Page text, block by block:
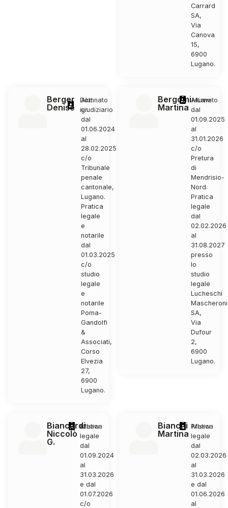
Carrard
SA,
Via
Canova
15,
6900
Lugano.
Berger
Denise
Dott.
iur.
Alunnato
giudiziario
dal
01.06.2024
al
28.02.2025
c/o
Tribunale
penale
cantonale,
Lugano.
Pratica
legale
e
notarile
dal
01.03.2025
c/o
studio
legale
e
notarile
Poma-
Gandolfi
&
Associati,
Corso
Elvezia
27,
6900
Lugano.
Bergomi
Martina
MLaw
Alunnato
dal
01.09.2025
al
31.01.2026
c/o
Pretura
di
Mendrisio-
Nord.
Pratica
legale
dal
02.02.2026
al
31.08.2027
presso
lo
studio
legale
Lucheschi
Mascheroni
SA,
Via
Dufour
2,
6900
Lugano.
Biancardi
Niccolò
G.
MLaw
Pratica
legale
dal
01.09.2024
al
31.03.2026
e dal
01.07.2026
c/o
Bianchi
Martina
MLaw
Pratica
legale
dal
02.03.2026
al
31.03.2026
e dal
01.06.2026
al